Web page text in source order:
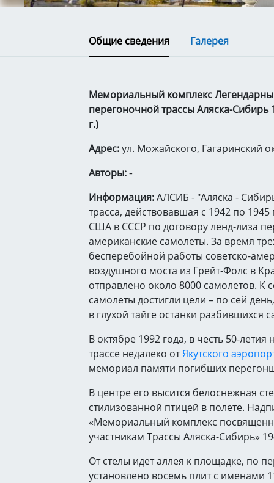
Общие сведения Галерея
Мемориальный комплекс
перегоночной трассы Аляска-Сибирь
г.)
Адрес:ул. Можайского, Гагаринский
Авторы: -
Информация:АЛСИБ - "Аляска -
трасса, действовавшая с 1942 по
США в СССР по договору ленд-лиза
американские самолеты. За время
бесперебойной работы советско-
воздушного моста из Грейт-Фолс в
отправлено около 8000 самолетов. К
самолеты достигли цели – по сей
в глухой тайге останки разбившихся
В октябре 1992 года, в честь 50-
трассе недалеко отЯкутского
мемориал памяти погибших
В центре его высится белоснежная
стилизованной птицей в полете.
«Мемориальный комплекс
участникам Трассы Аляска-Сибирь»
От стелы идет аллея к площадке, по
установлено восемь плит с именами